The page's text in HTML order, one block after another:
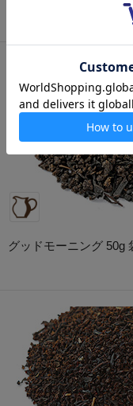
グッドモーニング 50g